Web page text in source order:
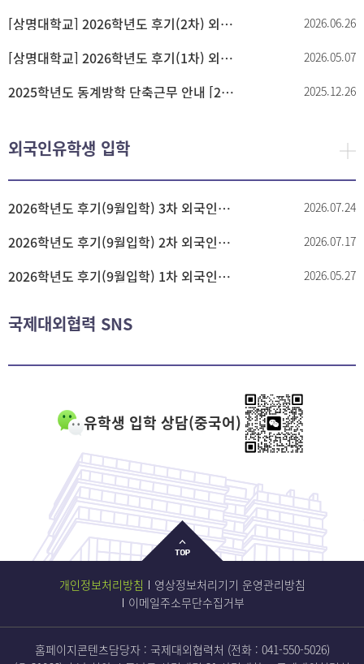
[상명대학교] 2026학년도 후기(2차) 외국인 특별전형 고사 시행(면접) 안내 2026.06.26
[상명대학교] 2026학년도 후기(1차) 외국인 특별전형 고사 시행(면접) 안내 2026.05.07
2025학년도 동계방학 단축근무 안내 [2025.12.29.(월) ~ 2026.2.20.(금)] 2025.12.26
외국인유학생 입학
2026학년도 후기(9월입학) 3차 외국인특별전형 합격자 안내 2026.07.24
2026학년도 후기(9월입학) 2차 외국인특별전형 합격자 안내 2026.07.17
2026학년도 후기(9월입학) 1차 외국인특별전형 합격자 안내 2026.05.27
국제대외협력 SNS
유학생 입학 상담(중국어)
개인정보처리방침
영상정보처리기기 운영관리방침
이메일주소무단수집거부
홈페이지콘텐츠담당자 : 국제대외협력처 (전화 : 041-550-5026)